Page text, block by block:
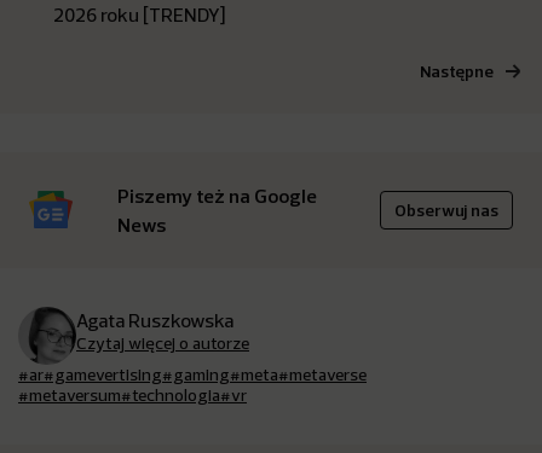
2026 roku [TRENDY]
Następne
Piszemy też na Google
News
Obserwuj nas
Agata Ruszkowska
Czytaj więcej o autorze
#ar#gamevertising#gaming#meta#metaverse
#metaversum#technologia#vr